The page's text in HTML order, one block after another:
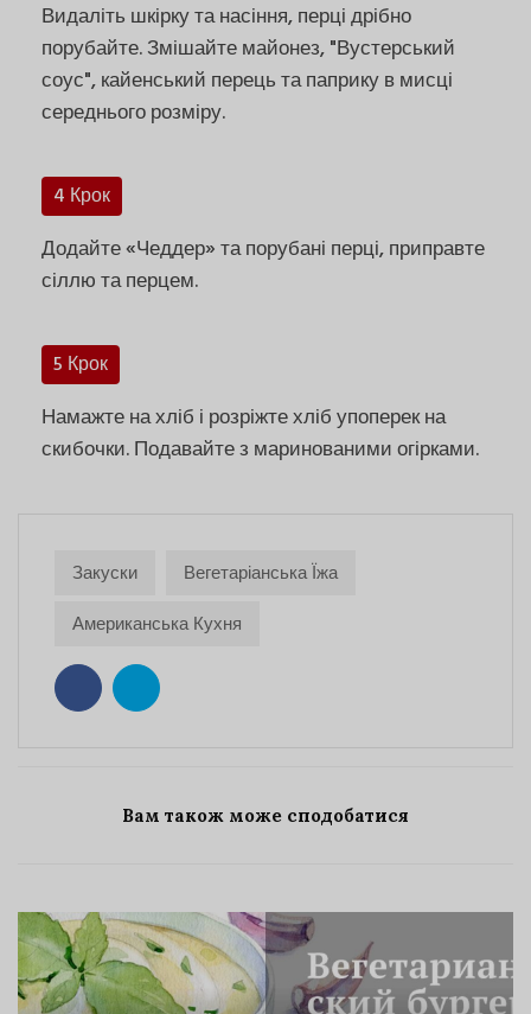
Видаліть шкірку та насіння, перці дрібно
порубайте. Змішайте майонез, "Вустерський
соус", кайенський перець та паприку в мисці
середнього розміру.
4 Крок
Додайте «Чеддер» та порубані перці, приправте
сіллю та перцем.
5 Крок
Намажте на хліб і розріжте хліб упоперек на
скибочки. Подавайте з маринованими огірками.
Закуски
Вегетаріанська Їжа
Американська Кухня
Вам також може сподобатися